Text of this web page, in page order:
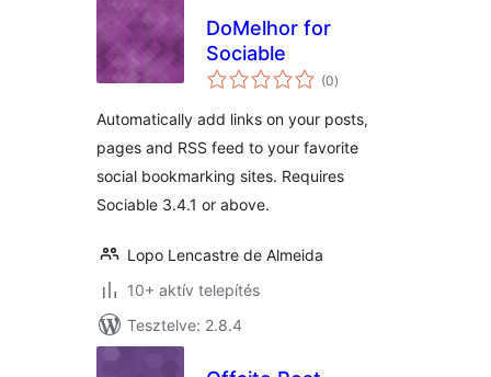
DoMelhor for
Sociable
(0értékelés
összesen
)
Automatically add links on your posts,
pages and RSS feed to your favorite
social bookmarking sites. Requires
Sociable 3.4.1 or above.
Lopo Lencastre de Almeida
10+ aktív telepítés
Tesztelve: 2.8.4